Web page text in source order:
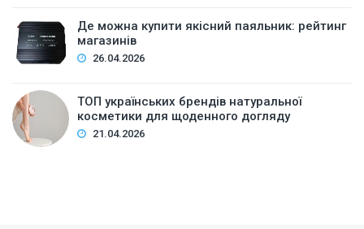
Де можна купити якісний паяльник: рейтинг
магазинів
26.04.2026
ТОП українських брендів натуральної
косметики для щоденного догляду
21.04.2026